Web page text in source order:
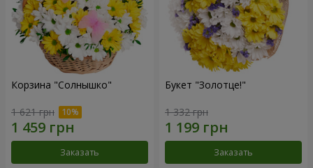
Корзина "Солнышко"
1 621 грн
Заказать
Букет "Золотце!"
1 332 грн
Заказать